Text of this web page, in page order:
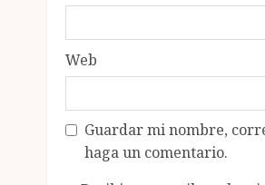
Web
Guardar mi nombre,
haga un comentario.